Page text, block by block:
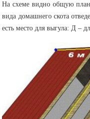
На схеме видно общую
вида домашнего скота
есть место для выгула: Д –